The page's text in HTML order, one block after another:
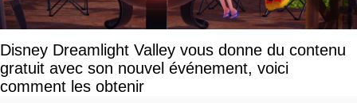
Disney Dreamlight Valley vous donne du contenu
gratuit avec son nouvel événement, voici
comment les obtenir